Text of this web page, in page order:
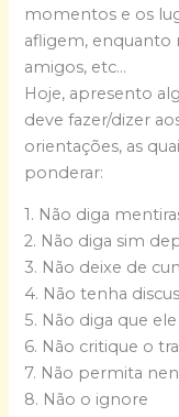
momentos e os
afligem, enquanto
amigos, etc…
Hoje, apresento
deve fazer/dizer
orientações, as
ponderar:
1. Não diga
2. Não diga sim
3. Não deixe de
4. Não tenha
5. Não diga que
6. Não critique o
7. Não permita
8. Não o ignore